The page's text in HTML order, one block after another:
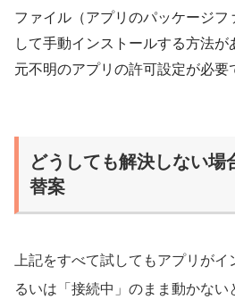
ファイル（アプリのパッケージフ
して手動インストールする方法
元不明のアプリの許可設定が必要
どうしても解決しない場
替案
上記をすべて試してもアプリが
るいは「接続中」のまま動かない